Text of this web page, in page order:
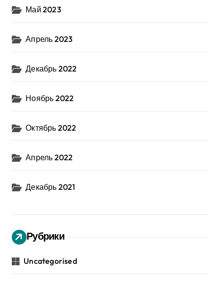
Май 2023
Апрель 2023
Декабрь 2022
Ноябрь 2022
Октябрь 2022
Апрель 2022
Декабрь 2021
Рубрики
Uncategorised